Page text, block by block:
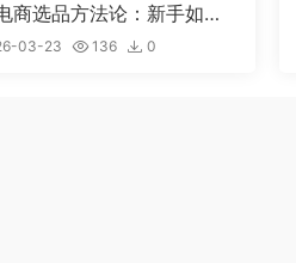
商选品方法论：新手如何
一个赚钱的产品？
03-23 136 0